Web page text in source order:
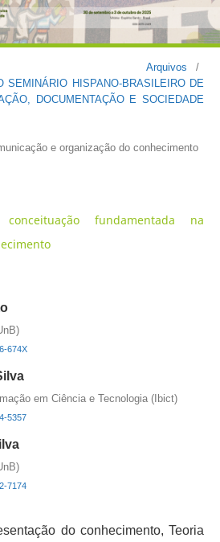
Arquivos
/
SEMINÁRIO HISPANO-BRASILEIRO DE
DOCUMENTAÇÃO E SOCIEDADE
e organização do conhecimento
fundamentada na
674X
em Ciência e Tecnologia (Ibict)
5357
7174
do conhecimento, Teoria